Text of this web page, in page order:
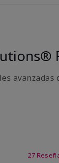
avanzadas
27